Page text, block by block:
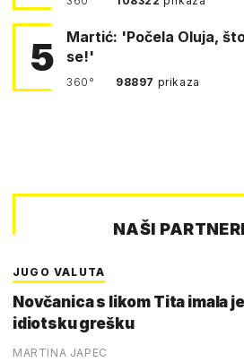
5
Martić: 'Počela Oluja,
se!'
360° 98897 prikaza
NAŠI
JUGO VALUTA
Novčanica s likom Tita imala je
idiotsku grešku
MARTINA JAPEC